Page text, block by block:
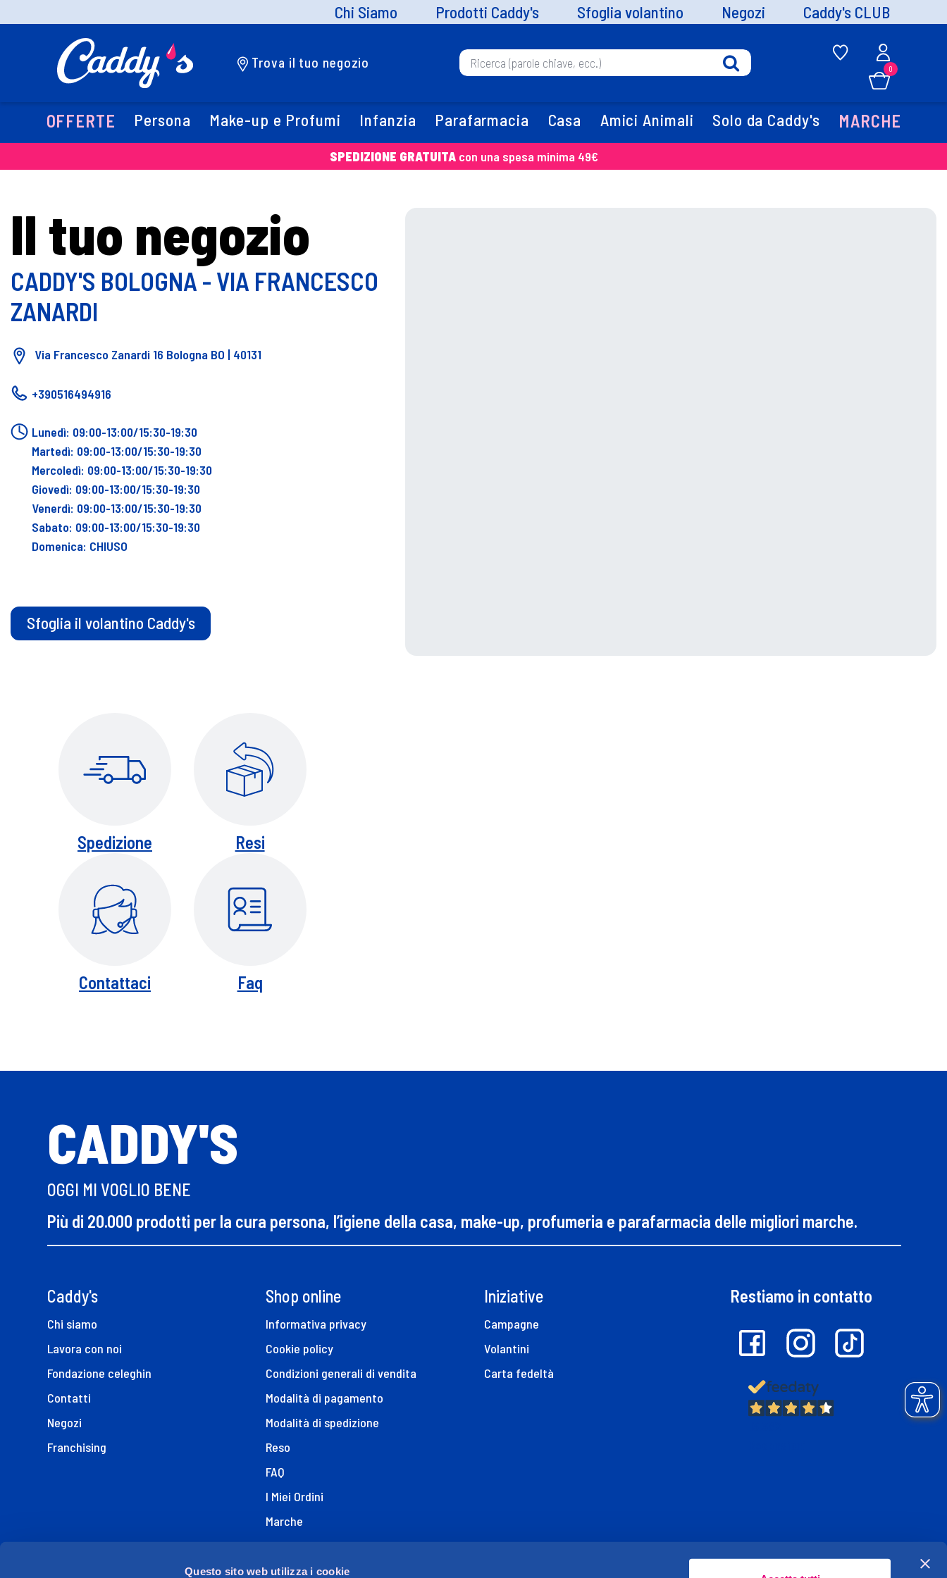
Questo sito web utilizza i cookie
Chi Siamo Prodotti Caddy's Sfoglia volantino Negozi Caddy's CLUB
Trova il tuo negozio 0
OFFERTE Persona Make-up e Profumi Infanzia Parafarmacia Casa Amici Animali Solo da Caddy's MARCHE
SPEDIZIONE GRATUITA con una spesa minima 49€
Il tuo negozio
CADDY'S BOLOGNA - VIA FRANCESCO
ZANARDI
Via Francesco Zanardi 16 Bologna BO | 40131
+390516494916
Lunedì: 09:00-13:00/15:30-19:30
Martedì: 09:00-13:00/15:30-19:30
Mercoledì: 09:00-13:00/15:30-19:30
Giovedì: 09:00-13:00/15:30-19:30
Venerdì: 09:00-13:00/15:30-19:30
Sabato: 09:00-13:00/15:30-19:30
Domenica: CHIUSO
Sfoglia il volantino Caddy's
Spedizione Resi
Contattaci Faq
CADDY'S
OGGI MI VOGLIO BENE
Più di 20.000 prodotti per la cura persona, l’igiene della casa, make-up, profumeria e parafarmacia delle migliori marche.
Caddy's
Chi siamo
Lavora con noi
Fondazione celeghin
Contatti
Negozi
Franchising
Shop online
Informativa privacy
Cookie policy
Condizioni generali di vendita
Modalità di pagamento
Modalità di spedizione
Reso
FAQ
I Miei Ordini
Marche
Dichiarazione di Accessibilità
Iniziative
Campagne
Volantini
Carta fedeltà
Restiamo in contatto